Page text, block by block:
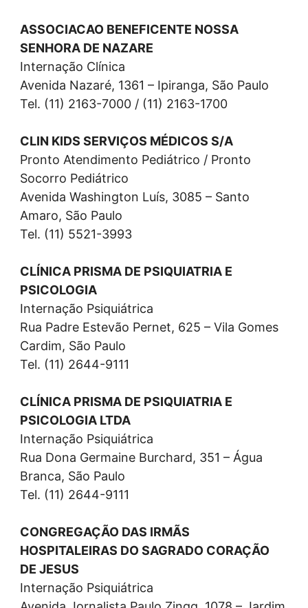
ASSOCIACAO BENEFICENTE NOSSA
SENHORA DE NAZARE
Internação Clínica
Avenida Nazaré, 1361 – Ipiranga, São Paulo
Tel. (11) 2163-7000 / (11) 2163-1700
CLIN KIDS SERVIÇOS MÉDICOS S/A
Pronto Atendimento Pediátrico / Pronto
Socorro Pediátrico
Avenida Washington Luís, 3085 – Santo
Amaro, São Paulo
Tel. (11) 5521-3993
CLÍNICA PRISMA DE PSIQUIATRIA E
PSICOLOGIA
Internação Psiquiátrica
Rua Padre Estevão Pernet, 625 – Vila Gomes
Cardim, São Paulo
Tel. (11) 2644-9111
CLÍNICA PRISMA DE PSIQUIATRIA E
PSICOLOGIA LTDA
Internação Psiquiátrica
Rua Dona Germaine Burchard, 351 – Água
Branca, São Paulo
Tel. (11) 2644-9111
CONGREGAÇÃO DAS IRMÃS
HOSPITALEIRAS DO SAGRADO CORAÇÃO
DE JESUS
Internação Psiquiátrica